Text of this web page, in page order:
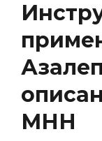
МНН